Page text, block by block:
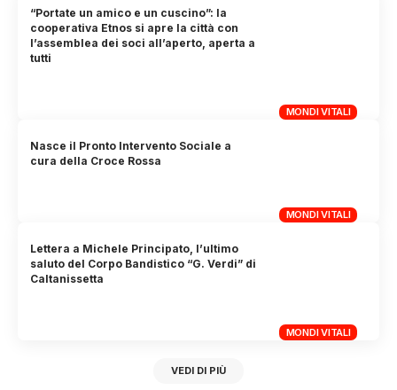
MONDI VITALI
“Portate un amico e un cuscino”: la
cooperativa Etnos si apre la città con
l’assemblea dei soci all’aperto, aperta a
tutti
MONDI VITALI
Nasce il Pronto Intervento Sociale a
cura della Croce Rossa
MONDI VITALI
Lettera a Michele Principato, l’ultimo
saluto del Corpo Bandistico “G. Verdi” di
Caltanissetta
VEDI DI PIÙ